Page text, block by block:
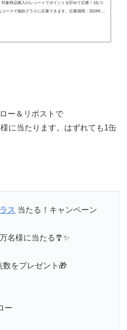
対象商品購入のレシートでポイントを貯めて応募！1缶コ
コースで風鈴グラスに応募できます。応募期間：2024年8
ー＆リポストで
に当たります。 はずれても1缶
ス 当たる！キャンペーン
名様に当たる🎐✨
数をプレゼント🎁
ー